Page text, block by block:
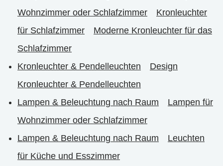
Wohnzimmer oder Schlafzimmer
Kronleuchter
für Schlafzimmer
Moderne Kronleuchter für das
Schlafzimmer
Kronleuchter & Pendelleuchten
Design
Kronleuchter & Pendelleuchten
Lampen & Beleuchtung nach Raum
Lampen für
Wohnzimmer oder Schlafzimmer
Lampen & Beleuchtung nach Raum
Leuchten
für Küche und Esszimmer